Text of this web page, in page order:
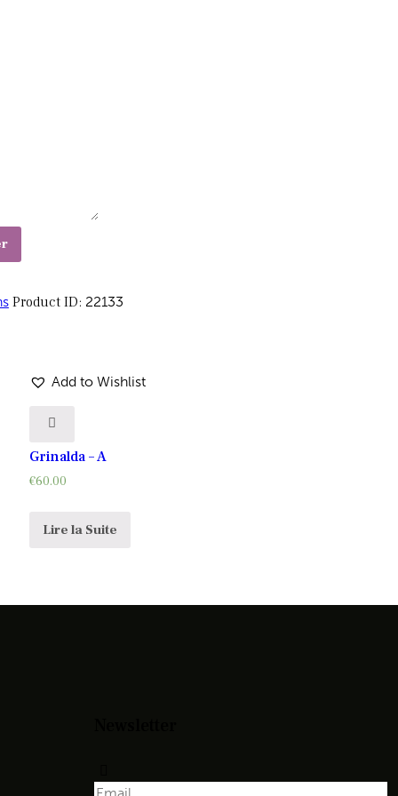
Product ID: 22133
Add to Wishlist
Grinalda – A
€60.00
Lire la Suite